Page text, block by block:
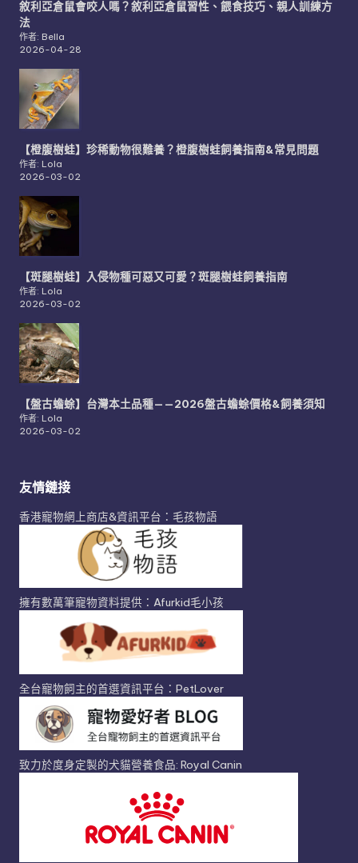
敘利亞倉鼠會咬人嗎？敘利亞倉鼠習性、餵食技巧、親人訓練方
法
作者: Bella
2026-04-28
【橙腹樹蛙】珍稀動物很難養？橙腹樹蛙飼養指南&常見問題
作者: Lola
2026-03-02
【斑腿樹蛙】入侵物種可惡又可愛？斑腿樹蛙飼養指南
作者: Lola
2026-03-02
【盤古蟾蜍】台灣本土品種——2026盤古蟾蜍價格&飼養須知
作者: Lola
2026-03-02
友情鏈接
香港寵物網上商店&資訊平台：毛孩物語
擁有數萬筆寵物資料提供：Afurkid毛小孩
全台寵物飼主的首選資訊平台：PetLover
致力於度身定製的犬貓營養食品: Royal Canin